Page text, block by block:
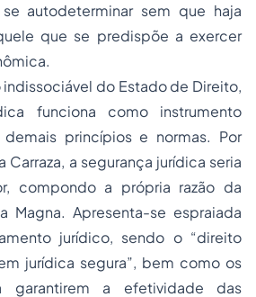
autodeterminar sem que haja
que se predispõe a exercer
do Estado de Direito,
funciona como instrumento
princípios e normas. Por
Carraza, a segurança jurídica seria
compondo a própria razão da
Magna. Apresenta-se espraiada
jurídico, sendo o “direito
jurídica segura”, bem como os
garantirem a efetividade das